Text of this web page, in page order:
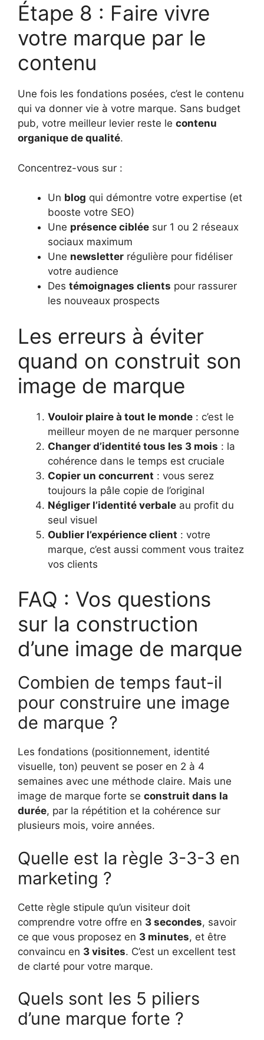
Étape 8 : Faire vivre
votre marque par le
contenu
Une fois les fondations posées, c’est le contenu
qui va donner vie à votre marque. Sans budget
pub, votre meilleur levier reste le contenu
organique de qualité.
Concentrez-vous sur :
Un blog qui démontre votre expertise (et
booste votre SEO)
Une présence ciblée sur 1 ou 2 réseaux
sociaux maximum
Une newsletter régulière pour fidéliser
votre audience
Des témoignages clients pour rassurer
les nouveaux prospects
Les erreurs à éviter
quand on construit son
image de marque
Vouloir plaire à tout le monde : c’est le
meilleur moyen de ne marquer personne
Changer d’identité tous les 3 mois : la
cohérence dans le temps est cruciale
Copier un concurrent : vous serez
toujours la pâle copie de l’original
Négliger l’identité verbale au profit du
seul visuel
Oublier l’expérience client : votre
marque, c’est aussi comment vous traitez
vos clients
FAQ : Vos questions
sur la construction
d’une image de marque
Combien de temps faut-il
pour construire une image
de marque ?
Les fondations (positionnement, identité
visuelle, ton) peuvent se poser en 2 à 4
semaines avec une méthode claire. Mais une
image de marque forte se construit dans la
durée, par la répétition et la cohérence sur
plusieurs mois, voire années.
Quelle est la règle 3-3-3 en
marketing ?
Cette règle stipule qu’un visiteur doit
comprendre votre offre en 3 secondes, savoir
ce que vous proposez en 3 minutes, et être
convaincu en 3 visites. C’est un excellent test
de clarté pour votre marque.
Quels sont les 5 piliers
d’une marque forte ?